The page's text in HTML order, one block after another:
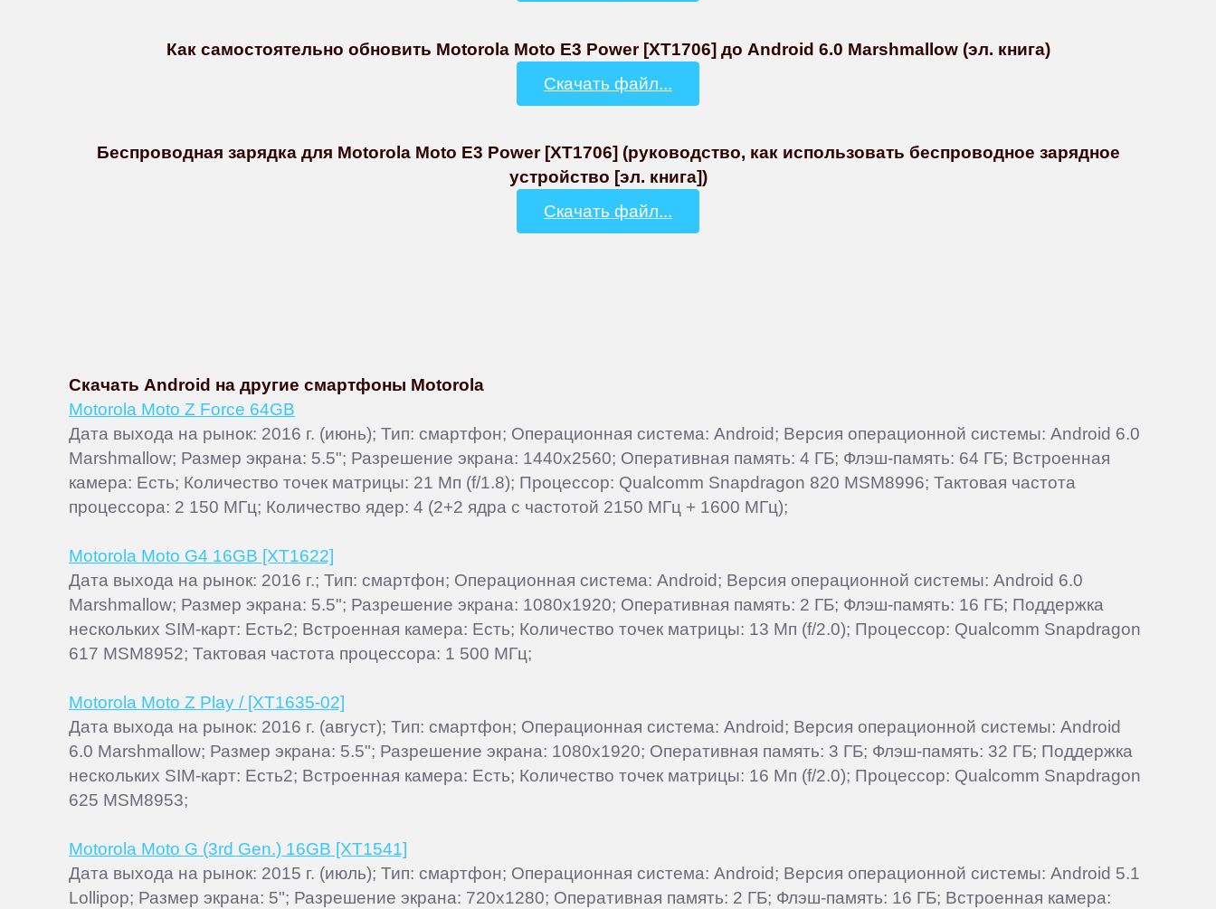
Как самостоятельно обновить Motorola Moto E3 Power [XT1706] до Android 6.0 Marshmallow (эл. книга)
Скачать файл...
Беспроводная зарядка для Motorola Moto E3 Power [XT1706] (руководство, как использовать беспроводное зарядное
устройство [эл. книга])
Скачать файл...
Скачать Android на другие смартфоны Motorola
Motorola Moto Z Force 64GB
Дата выхода на рынок: 2016 г. (июнь); Тип: смартфон; Операционная система: Android; Версия операционной системы: Android 6.0
Marshmallow; Размер экрана: 5.5"; Разрешение экрана: 1440x2560; Оперативная память: 4 ГБ; Флэш-память: 64 ГБ; Встроенная
камера: Есть; Количество точек матрицы: 21 Мп (f/1.8); Процессор: Qualcomm Snapdragon 820 MSM8996; Тактовая частота
процессора: 2 150 МГц; Количество ядер: 4 (2+2 ядра с частотой 2150 МГц + 1600 МГц);
Motorola Moto G4 16GB [XT1622]
Дата выхода на рынок: 2016 г.; Тип: смартфон; Операционная система: Android; Версия операционной системы: Android 6.0
Marshmallow; Размер экрана: 5.5"; Разрешение экрана: 1080x1920; Оперативная память: 2 ГБ; Флэш-память: 16 ГБ; Поддержка
нескольких SIM-карт: Есть2; Встроенная камера: Есть; Количество точек матрицы: 13 Мп (f/2.0); Процессор: Qualcomm Snapdragon
617 MSM8952; Тактовая частота процессора: 1 500 МГц;
Motorola Moto Z Play / [XT1635-02]
Дата выхода на рынок: 2016 г. (август); Тип: смартфон; Операционная система: Android; Версия операционной системы: Android
6.0 Marshmallow; Размер экрана: 5.5"; Разрешение экрана: 1080x1920; Оперативная память: 3 ГБ; Флэш-память: 32 ГБ; Поддержка
нескольких SIM-карт: Есть2; Встроенная камера: Есть; Количество точек матрицы: 16 Мп (f/2.0); Процессор: Qualcomm Snapdragon
625 MSM8953;
Motorola Moto G (3rd Gen.) 16GB [XT1541]
Дата выхода на рынок: 2015 г. (июль); Тип: смартфон; Операционная система: Android; Версия операционной системы: Android 5.1
Lollipop; Размер экрана: 5"; Разрешение экрана: 720x1280; Оперативная память: 2 ГБ; Флэш-память: 16 ГБ; Встроенная камера: